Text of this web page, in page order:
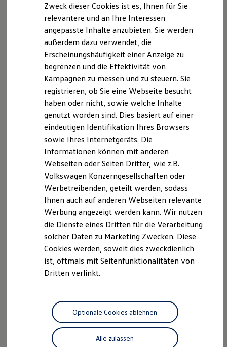
Kaufoptionen
E-Auto-Förderung
Software und Konnektivität
Die ID. Software 6
ID. Software Versionen und Updates
Digitale Extras
Schnittstellen zu Ihrem ID.
Hybridautos
Marke und Erlebnis
Volkswagen R und R Experience
R-Modelle
R Experience
Driving Experience
Volkswagen entdecken
Werkbesichtigung
Lifestyle Shop
T-Roc Kollektion
Golf Kollektion
ID. Kollektion
Volkswagen Kollektion
R-Kollektion
GTI Kollektion
Fußball Drop
we drive football
#wedriveproud
Besitzer und Service
Software Updates
Service und Ersatzteile
Motorenöl und Flüssigkeiten
Räder und Reifen
Pannen- und Unfallhilfe
Economy Service
Volkswagen Teile
Der T-Cross
Wendig, flexibel, vielseitig. Entdecken Sie den
T‑Cross.
Mehr zum T-Cross erfahren
Der ID.4
Kraftvoll wie ein SUV, nachhaltig wie ein ID.
Entdecken Sie den ID.4!
Zweck dieser Cookies ist es, Ihnen für Sie
relevantere und an Ihre Interessen
angepasste Inhalte anzubieten. Sie werden
außerdem dazu verwendet, die
Erscheinungshäufigkeit einer Anzeige zu
begrenzen und die Effektivität von
Kampagnen zu messen und zu steuern. Sie
registrieren, ob Sie eine Webseite besucht
haben oder nicht, sowie welche Inhalte
genutzt worden sind. Dies basiert auf einer
eindeutigen Identifikation Ihres Browsers
sowie Ihres Internetgeräts. Die
Informationen können mit anderen
Webseiten oder Seiten Dritter, wie z.B.
Volkswagen Konzerngesellschaften oder
Werbetreibenden, geteilt werden, sodass
Ihnen auch auf anderen Webseiten relevante
Werbung angezeigt werden kann. Wir nutzen
die Dienste eines Dritten für die Verarbeitung
solcher Daten zu Marketing Zwecken. Diese
Cookies werden, soweit dies zweckdienlich
ist, oftmals mit Seitenfunktionalitäten von
Dritten verlinkt.
Alle zulassen
Optionale Cookies ablehnen